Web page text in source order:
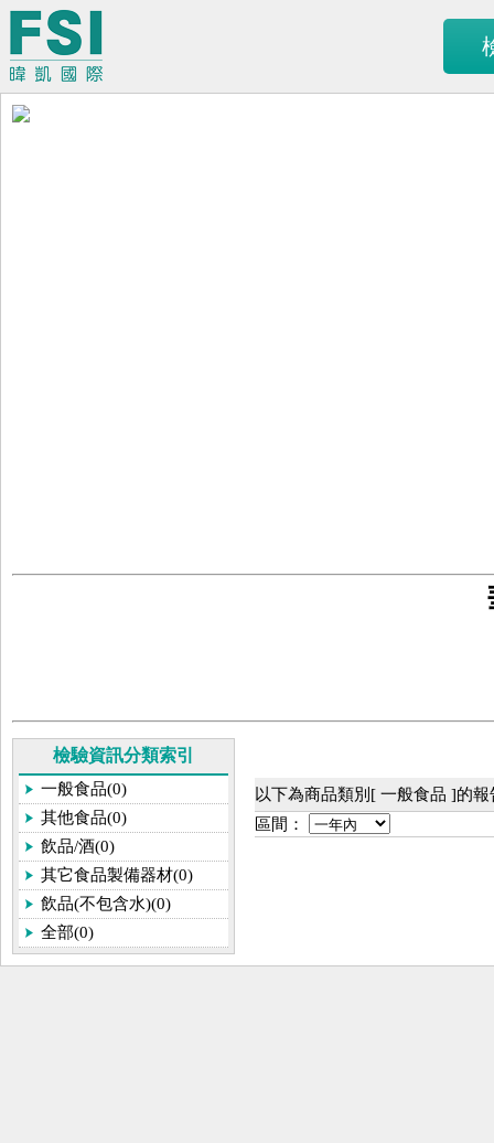
檢驗資訊分類索引
一般食品(0)
其他食品(0)
飲品/酒(0)
其它食品製備器材(0)
飲品(不包含水)(0)
全部(0)
以下為商品類別[ 一般食品 ]的
區間：